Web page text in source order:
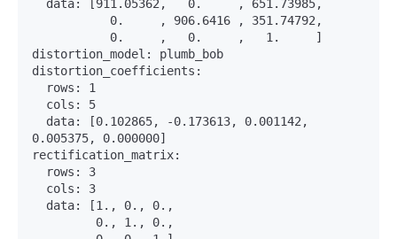
distortion_model: plumb_bob
distortion_coefficients:
0.005375, 0.000000]
rectification_matrix: